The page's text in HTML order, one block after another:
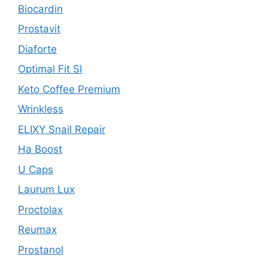
Biocardin
Prostavit
Diaforte
Optimal Fit SI
Keto Coffee Premium
Wrinkless
ELIXY Snail Repair
Ha Boost
U Caps
Laurum Lux
Proctolax
Reumax
Prostanol